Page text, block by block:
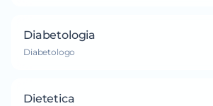
Diabetologia
Diabetologo
Dietetica